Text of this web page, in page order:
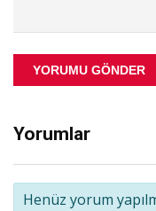
YORUMU GÖNDER
Yorumlar
Henüz yorum